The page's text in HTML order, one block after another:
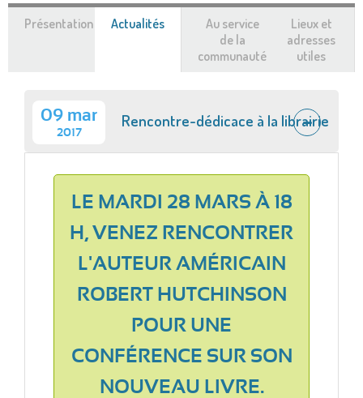
Présentation Actualités
Au service
de la
communauté
Lieux et
adresses
utiles
09 mar
2017
Rencontre-dédicace à la librairie
LE MARDI 28 MARS À 18
H, VENEZ RENCONTRER
L'AUTEUR AMÉRICAIN
ROBERT HUTCHINSON
POUR UNE
CONFÉRENCE SUR SON
NOUVEAU LIVRE.